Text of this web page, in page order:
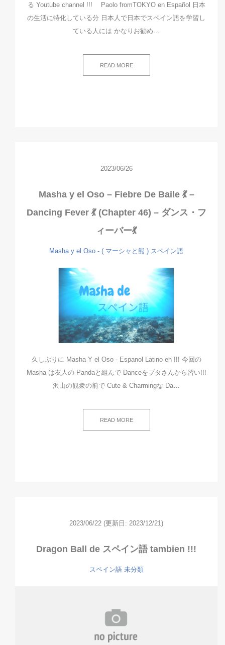
る Youtube channel !!! Paolo fromTOKYO en Español 日本
の生活に特化している分 日本人で日本でスペイン語を学習し
ている人には かなりお勧め…
READ MORE
2023/06/26
Masha y el Oso – Fiebre De Baile 💃 –
Dancing Fever 💃 (Chapter 46) – ダンス・フ
ィーバー💃
Masha y el Oso - ( マーシャと熊 ) スペイン語
久しぶりに Masha Y el Oso - Espanol Latino eh !!! 今回の
Masha は友人の Pandaと組んで Danceをブタさんから習い!!!
沢山の観衆の前で Cute & Charmingな Da…
READ MORE
2023/06/22 (更新日: 2023/12/21)
Dragon Ball de スペイン語 tambien !!!
スペイン語 未分類